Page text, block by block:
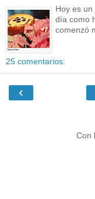
Hoy es
día como
comenzó
25 comentarios:
‹
Con